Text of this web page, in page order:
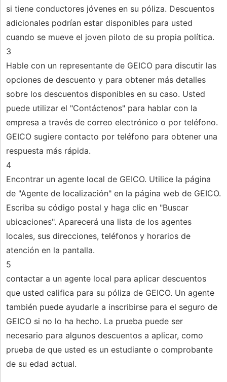
si tiene conductores jóvenes en su póliza. Descuentos
adicionales podrían estar disponibles para usted
cuando se mueve el joven piloto de su propia política.
3
Hable con un representante de GEICO para discutir las
opciones de descuento y para obtener más detalles
sobre los descuentos disponibles en su caso. Usted
puede utilizar el "Contáctenos" para hablar con la
empresa a través de correo electrónico o por teléfono.
GEICO sugiere contacto por teléfono para obtener una
respuesta más rápida.
4
Encontrar un agente local de GEICO. Utilice la página
de "Agente de localización" en la página web de GEICO.
Escriba su código postal y haga clic en "Buscar
ubicaciones". Aparecerá una lista de los agentes
locales, sus direcciones, teléfonos y horarios de
atención en la pantalla.
5
contactar a un agente local para aplicar descuentos
que usted califica para su póliza de GEICO. Un agente
también puede ayudarle a inscribirse para el seguro de
GEICO si no lo ha hecho. La prueba puede ser
necesario para algunos descuentos a aplicar, como
prueba de que usted es un estudiante o comprobante
de su edad actual.